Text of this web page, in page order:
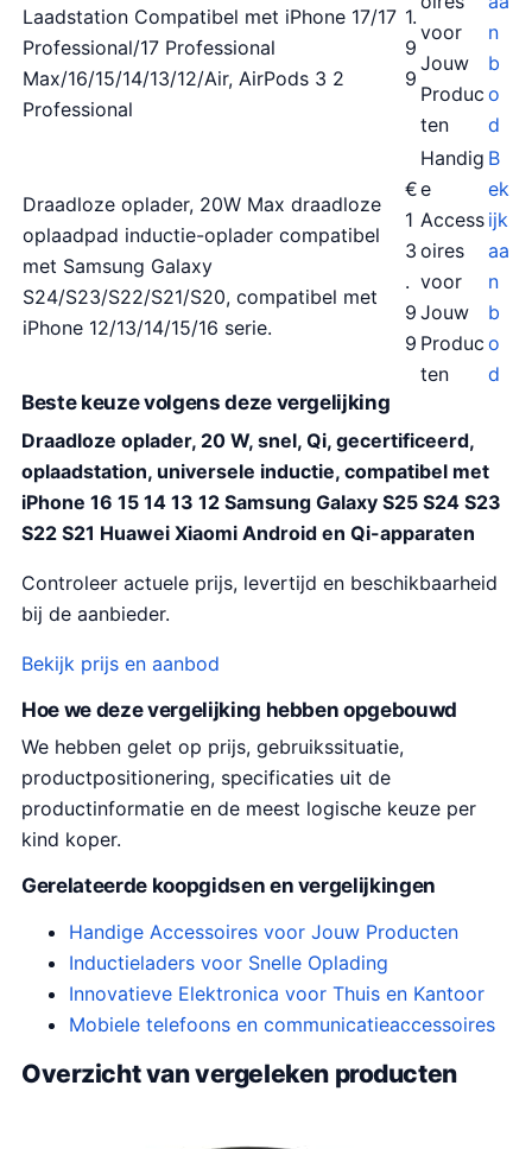
Laadstation Compatibel met iPhone 17/17
Professional/17 Professional
Max/16/15/14/13/12/Air, AirPods 3 2
Professional
1.
9
9
voor
Jouw
Produc
ten
n
b
o
d
Draadloze oplader, 20W Max draadloze
oplaadpad inductie-oplader compatibel
met Samsung Galaxy
S24/S23/S22/S21/S20, compatibel met
iPhone 12/13/14/15/16 serie.
€
1
3
.
9
9
Handig
e
Access
oires
voor
Jouw
Produc
ten
B
ek
ijk
aa
n
b
o
d
Beste keuze volgens deze vergelijking
Draadloze oplader, 20 W, snel, Qi, gecertificeerd,
oplaadstation, universele inductie, compatibel met
iPhone 16 15 14 13 12 Samsung Galaxy S25 S24 S23
S22 S21 Huawei Xiaomi Android en Qi-apparaten
Controleer actuele prijs, levertijd en beschikbaarheid
bij de aanbieder.
Bekijk prijs en aanbod
Hoe we deze vergelijking hebben opgebouwd
We hebben gelet op prijs, gebruikssituatie,
productpositionering, specificaties uit de
productinformatie en de meest logische keuze per
kind koper.
Gerelateerde koopgidsen en vergelijkingen
Handige Accessoires voor Jouw Producten
Inductieladers voor Snelle Oplading
Innovatieve Elektronica voor Thuis en Kantoor
Mobiele telefoons en communicatieaccessoires
Overzicht van vergeleken producten